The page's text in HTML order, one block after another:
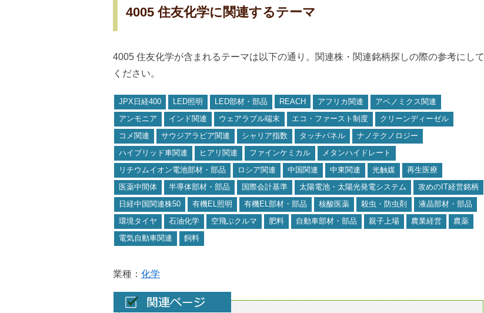
4005 住友化学に関連するテーマ
4005 住友化学が含まれるテーマは以下の通り。関連株・関連銘柄探しの際の参考にして
ください。
JPX日経400 LED照明 LED部材・部品 REACH アフリカ関連
アベノミクス関連
アンモニア
インド関連 ウェアラブル端末 エコ・ファースト制度
クリーンディーゼル
コメ関連
サウジアラビア関連 シャリア指数 タッチパネル
ナノテクノロジー
ハイブリッド車関連
ヒアリ関連 ファインケミカル
メタンハイドレート
リチウムイオン電池部材・部品
ロシア関連 中国関連 中東関連 光触媒
再生医療
医薬中間体
半導体部材・部品 国際会計基準 太陽電池・太陽光発電システム
攻めのIT経営銘柄
日経中国関連株50
有機EL照明 有機EL部材・部品 核酸医薬 殺虫・防虫剤
液晶部材・部品
環境タイヤ
石油化学 空飛ぶクルマ 肥料 自動車部材・部品 親子上場 農業経営
農薬
電気自動車関連
飼料
業種： 化学